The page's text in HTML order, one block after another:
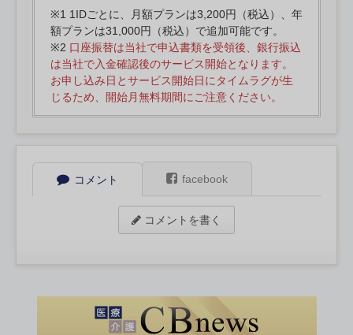
※1 1IDごとに、月額プランは3,200円（税込）、年
額プランは31,000円（税込）で追加可能です。
※2 口座振替は当社で申込書類を受領後、銀行振込
は当社で入金確認後のサービス開始となります。
お申し込み日とサービス開始日にタイムラグが生
じるため、開始月無料期間にご注意ください。
コメント facebook
コメントを書く